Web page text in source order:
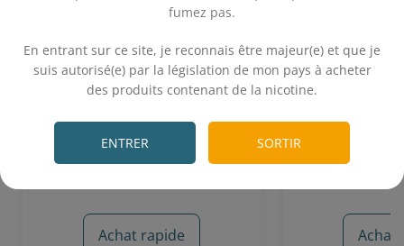
fumez pas.
En entrant sur ce site, je reconnais être majeur(e) et que je
suis autorisé(e) par la législation de mon pays à acheter
des produits contenant de la nicotine.
ENTRER SORTIR
Mojito 10 mL - Green Vapes
5,90€
7 avis
Achat rapide
Flocon
Achat